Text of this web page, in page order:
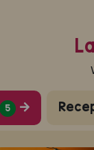
5